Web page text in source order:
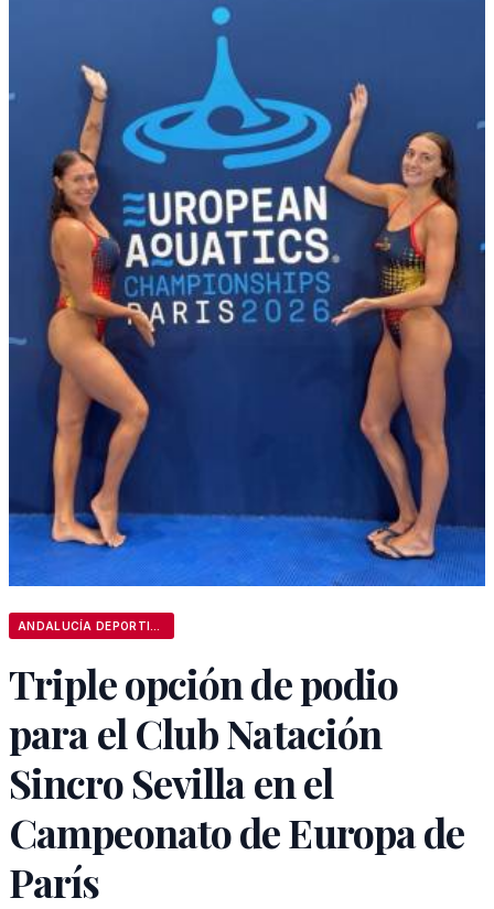
Triple opción de podio
para el Club Natación
Sincro Sevilla en el
Campeonato de Europa de
París